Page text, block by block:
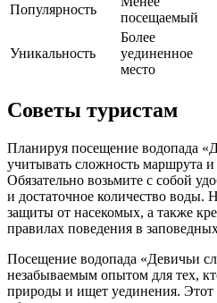
Популярность
посещаемый
Уникальность
Более
уединенное
место
Советы туристам
Планируя посещение водопада
учитывать сложность маршрута
Обязательно возьмите с собой
и достаточное количество воды.
защиты от насекомых, а также
правилах поведения в
Посещение водопада «Девичьи
незабываемым опытом для тех,
природы и ищет уединения.